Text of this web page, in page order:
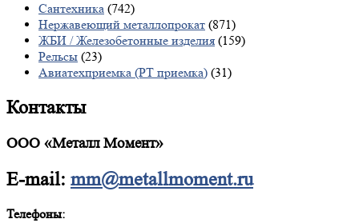
Сантехника (742)
Нержавеющий металлопрокат (871)
ЖБИ / Железобетонные изделия (159)
Рельсы (23)
Авиатехприемка (РТ приемка) (31)
Контакты
ООО «Металл Момент»
E-mail: mm@metallmoment.ru
Телефоны: